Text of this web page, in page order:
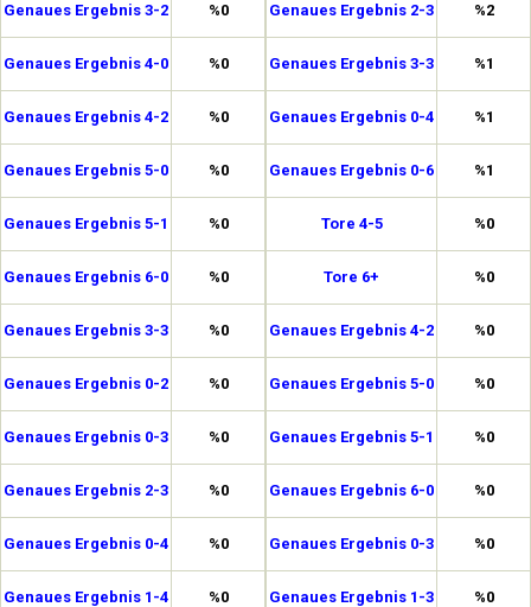
Genaues Ergebnis 3-2 %0
Genaues Ergebnis 4-0 %0
Genaues Ergebnis 4-2 %0
Genaues Ergebnis 5-0 %0
Genaues Ergebnis 5-1 %0
Genaues Ergebnis 6-0 %0
Genaues Ergebnis 3-3 %0
Genaues Ergebnis 0-2 %0
Genaues Ergebnis 0-3 %0
Genaues Ergebnis 2-3 %0
Genaues Ergebnis 0-4 %0
Genaues Ergebnis 1-4 %0
Genaues Ergebnis 2-3 %2
Genaues Ergebnis 3-3 %1
Genaues Ergebnis 0-4 %1
Genaues Ergebnis 0-6 %1
Tore 4-5 %0
Tore 6+ %0
Genaues Ergebnis 4-2 %0
Genaues Ergebnis 5-0 %0
Genaues Ergebnis 5-1 %0
Genaues Ergebnis 6-0 %0
Genaues Ergebnis 0-3 %0
Genaues Ergebnis 1-3 %0